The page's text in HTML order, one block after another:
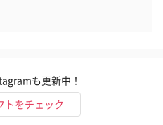
も更新中！
トをチェック